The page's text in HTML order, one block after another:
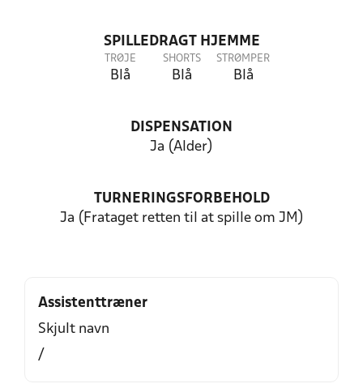
SPILLEDRAGT HJEMME
TRØJE
Blå
SHORTS
Blå
STRØMPER
Blå
DISPENSATION
Ja (Alder)
TURNERINGSFORBEHOLD
Ja (Frataget retten til at spille om JM)
Assistenttræner
Skjult navn
/